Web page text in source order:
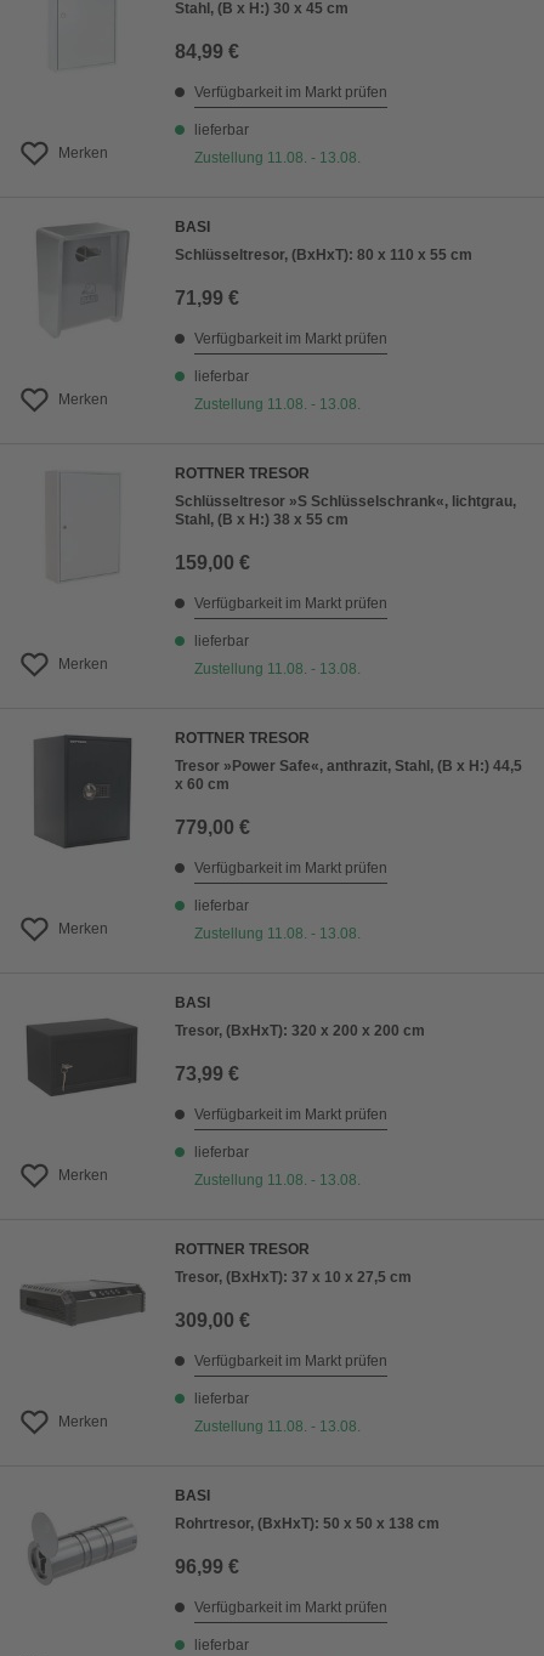
Merken
Stahl, (B x H:) 30 x 45 cm
84,99 €
Verfügbarkeit im Markt prüfen
lieferbar
Zustellung 11.08. - 13.08.
Merken
BASI
Schlüsseltresor, (BxHxT): 80 x 110 x 55 cm
71,99 €
Verfügbarkeit im Markt prüfen
lieferbar
Zustellung 11.08. - 13.08.
Merken
ROTTNER TRESOR
Schlüsseltresor »S Schlüsselschrank«, lichtgrau,
Stahl, (B x H:) 38 x 55 cm
159,00 €
Verfügbarkeit im Markt prüfen
lieferbar
Zustellung 11.08. - 13.08.
Merken
ROTTNER TRESOR
Tresor »Power Safe«, anthrazit, Stahl, (B x H:) 44,5
x 60 cm
779,00 €
Verfügbarkeit im Markt prüfen
lieferbar
Zustellung 11.08. - 13.08.
Merken
BASI
Tresor, (BxHxT): 320 x 200 x 200 cm
73,99 €
Verfügbarkeit im Markt prüfen
lieferbar
Zustellung 11.08. - 13.08.
Merken
ROTTNER TRESOR
Tresor, (BxHxT): 37 x 10 x 27,5 cm
309,00 €
Verfügbarkeit im Markt prüfen
lieferbar
Zustellung 11.08. - 13.08.
BASI
Rohrtresor, (BxHxT): 50 x 50 x 138 cm
96,99 €
Verfügbarkeit im Markt prüfen
lieferbar